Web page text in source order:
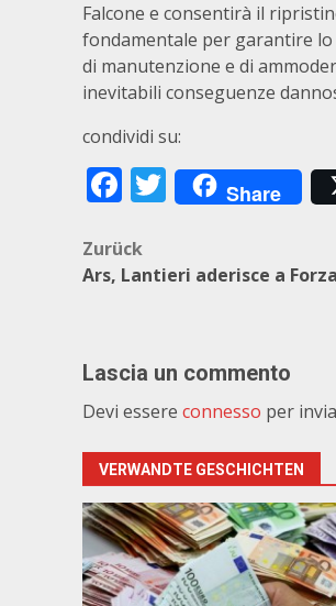
Falcone e consentirà il
fondamentale per garantire
di manutenzione e di
inevitabili conseguenze
condividi su:
Facebook
Twitter
Share
Zurück
Ars, Lantieri aderisce a
Lascia un commento
Devi essere connesso per
VERWANDTE GESCHICHTEN